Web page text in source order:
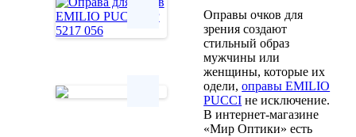
Оправы очков для
зрения создают
стильный образ
мужчины или
женщины, которые их
одели,оправы EMILIO
PUCCI не исключение.
В интернет-магазине
«Мир Оптики» есть